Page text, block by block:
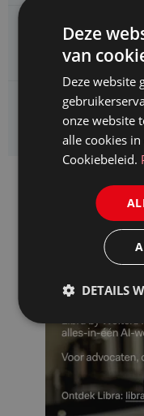
CAOP zoekt een
Juridisch adviseur
Kifid zoekt een
Jurist- secretaris
Deze
van
Deze website
onze website
alle cookies
Cookiebeleid.
DETAILS